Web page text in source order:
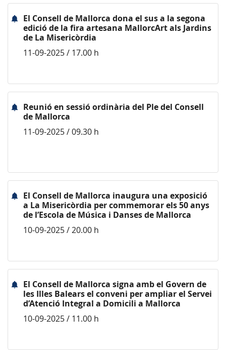
El Consell de Mallorca dona el sus a la segona
edició de la fira artesana MallorcArt als Jardins
de La Misericòrdia
11-09-2025 / 17.00 h
Reunió en sessió ordinària del Ple del Consell
de Mallorca
11-09-2025 / 09.30 h
El Consell de Mallorca inaugura una exposició
a La Misericòrdia per commemorar els 50 anys
de l’Escola de Música i Danses de Mallorca
10-09-2025 / 20.00 h
El Consell de Mallorca signa amb el Govern de
les Illes Balears el conveni per ampliar el Servei
d’Atenció Integral a Domicili a Mallorca
10-09-2025 / 11.00 h